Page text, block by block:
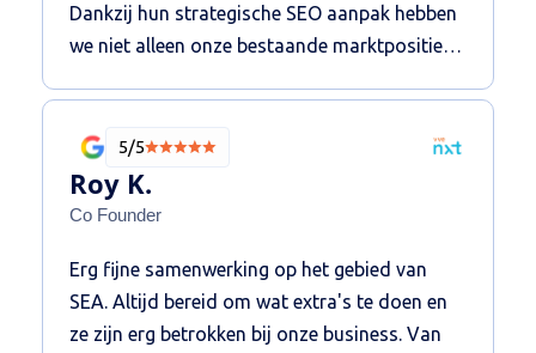
Dankzij hun strategische SEO aanpak hebben
we niet alleen onze bestaande marktpositie
voor zich: een verdubbeling van onze top 3
posities en een flinke toename in relevant
verkeer.
5/5
Roy K.
Co Founder
Erg fijne samenwerking op het gebied van
SEA. Altijd bereid om wat extra's te doen en
ze zijn erg betrokken bij onze business. Van